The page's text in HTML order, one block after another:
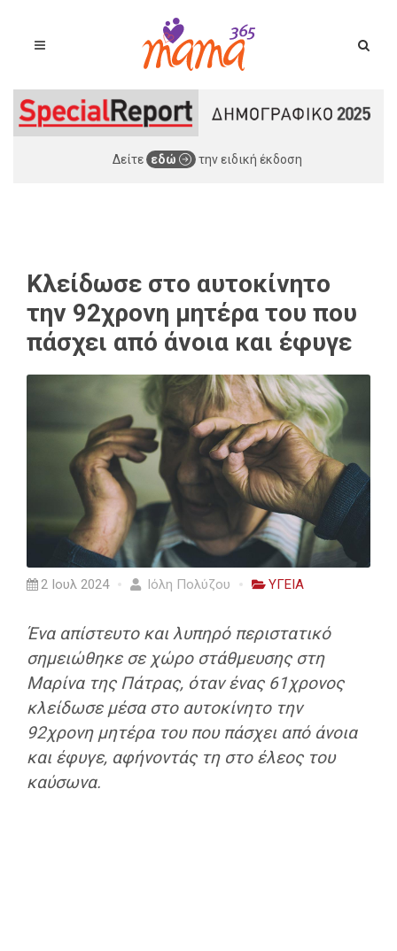
Δείτε εδώ την ειδική έκδοση
Κλείδωσε στο αυτοκίνητο
την 92χρονη μητέρα του που
πάσχει από άνοια και έφυγε
2 Ιουλ 2024 Ιόλη Πολύζου ΥΓΕΙΑ
Ένα απίστευτο και λυπηρό περιστατικό
σημειώθηκε σε χώρο στάθμευσης στη
Μαρίνα της Πάτρας, όταν ένας 61χρονος
κλείδωσε μέσα στο αυτοκίνητο την
92χρονη μητέρα του που πάσχει από άνοια
και έφυγε, αφήνοντάς τη στο έλεος του
καύσωνα.